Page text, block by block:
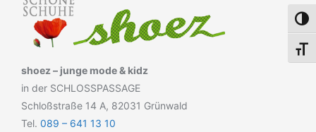
shoez – junge mode & kidz
in der SCHLOSSPASSAGE
Schloßstraße 14 A, 82031 Grünwald
Tel. 089 – 641 13 10